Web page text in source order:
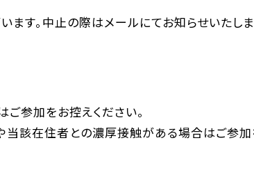
す。中止の際はメールにてお知らせいたしま
参加をお控えください。
該在住者との濃厚接触がある場合はご参加